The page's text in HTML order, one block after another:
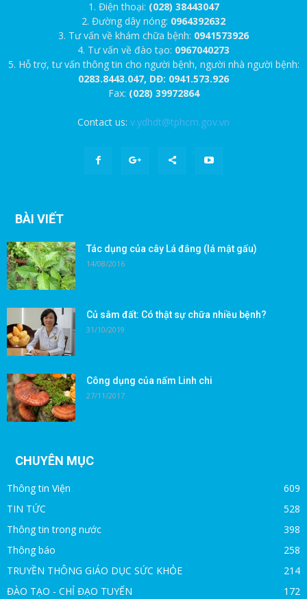
1. Điện thoại: (028) 38443047
2. Đường dây nóng: 0964392632
3. Tư vấn về khám chữa bệnh: 0941573926
4. Tư vấn về đào tạo: 0967040273
5. Hỗ trợ, tư vấn thông tin cho người bệnh, người nhà người bệnh:
0283.8443.047, DĐ: 0941.573.926
Fax: (028) 39972864
Contact us: v.ydhdt@tphcm.gov.vn
BÀI VIẾT
Tác dụng của cây Lá đắng (lá mật gấu)
14/08/2016
Củ sâm đất: Có thật sự chữa nhiều bệnh?
31/10/2019
Công dụng của nấm Linh chi
27/11/2017
CHUYÊN MỤC
Thông tin Viện
609
TIN TỨC
528
Thông tin trong nước
398
Thông báo
258
TRUYỀN THÔNG GIÁO DỤC SỨC KHỎE
214
ĐÀO TẠO - CHỈ ĐẠO TUYẾN
172